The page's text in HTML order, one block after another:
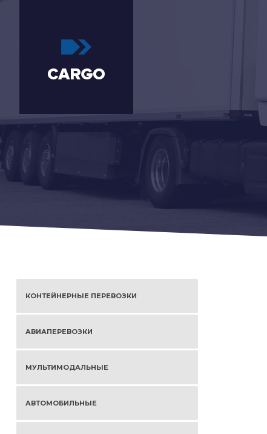
КОНТЕЙНЕРНЫЕ ПЕРЕВОЗКИ
АВИАПЕРЕВОЗКИ
МУЛЬТИМОДАЛЬНЫЕ
АВТОМОБИЛЬНЫЕ